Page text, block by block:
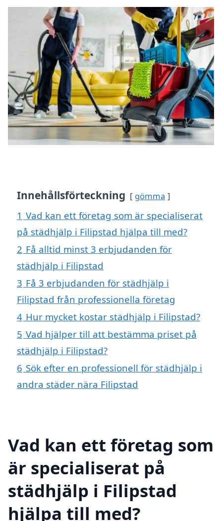
Innehållsförteckning gömma
1 Vad kan ett företag som är specialiserat
på städhjälp i Filipstad hjälpa till med?
2 Få alltid minst 3 erbjudanden för
städhjälp i Filipstad
3 Få 3 erbjudanden för städhjälp i
Filipstad från professionella företag
4 Hur mycket kostar städhjälp i Filipstad?
5 Vad hjälper till att bestämma priset på
städhjälp i Filipstad?
6 Sök efter en professionell för städhjälp i
andra städer nära Filipstad
Vad kan ett företag som
är specialiserat på
städhjälp i Filipstad
hjälpa till med?